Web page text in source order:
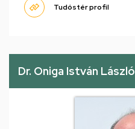
Tudóstér profil
Dr. Oniga István László